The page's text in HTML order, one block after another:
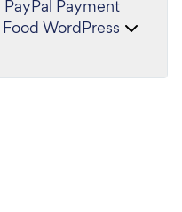
Payment
WordPress